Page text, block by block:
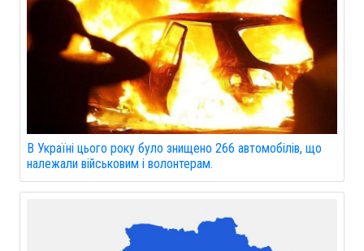
В Україні цього року було знищено 266 автомобілів, що
належали військовим і волонтерам.